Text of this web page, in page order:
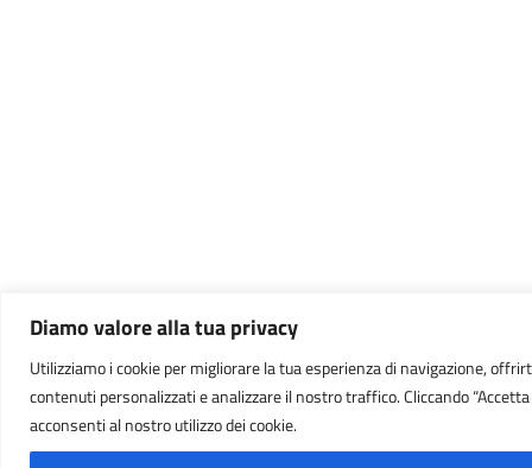
Diamo valore alla tua privacy
Utilizziamo i cookie per migliorare la tua esperienza di navigazione,
contenuti personalizzati e analizzare il nostro traffico. Cliccando
acconsenti al nostro utilizzo dei cookie.